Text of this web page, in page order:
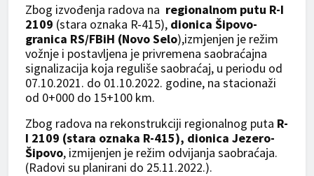
Zbog izvođenja radova na regionalnom putu R-I
2109 (stara oznaka R-415), dionica Šipovo-
granica RS/FBiH (Novo Selo),izmjenjen je režim
vožnje i postavljena je privremena saobraćajna
signalizacija koja reguliše saobraćaj, u periodu od
07.10.2021. do 01.10.2022. godine, na stacionaži
od 0+000 do 15+100 km.
Zbog radova na rekonstrukciji regionalnog puta R-
I 2109 (stara oznaka R-415), dionica Jezero-
Šipovo, izmijenjen je režim odvijanja saobraćaja.
(Radovi su planirani do 25.11.2022.).